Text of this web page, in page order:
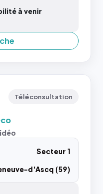
à venir
Téléconsultation
Secteur 1
d'Ascq (59)